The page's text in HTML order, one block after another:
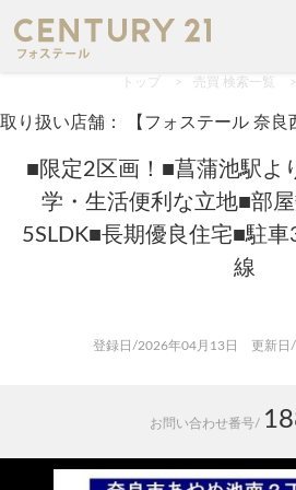
トップ > 売買 検索一覧 >
取り扱い店舗： 【フォステール 奈良
■限定2区画！■菖蒲池駅よ
学・生活便利な立地■部
5SLDK■長期優良住宅■駐
線
登録日/2026年04月13日 更新日/
お問い合わせ番号/